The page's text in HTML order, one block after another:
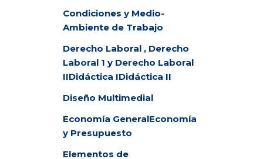
Condiciones y Medio-
Ambiente de Trabajo
Derecho Laboral , Derecho
Laboral 1 y Derecho Laboral
IIDidáctica IDidáctica II
Diseño Multimedial
Economía GeneralEconomía
y Presupuesto
Elementos de